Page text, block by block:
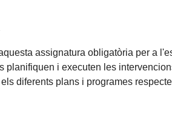
assignatura obligatòria per a
planifiquen i executen les
diferents plans i programes